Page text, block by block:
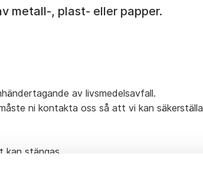
metall-, plast- eller papper.
av livsmedelsavfall.
ni kontakta oss så att vi kan säkerställa
stängas.